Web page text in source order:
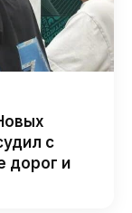
с
дорог и